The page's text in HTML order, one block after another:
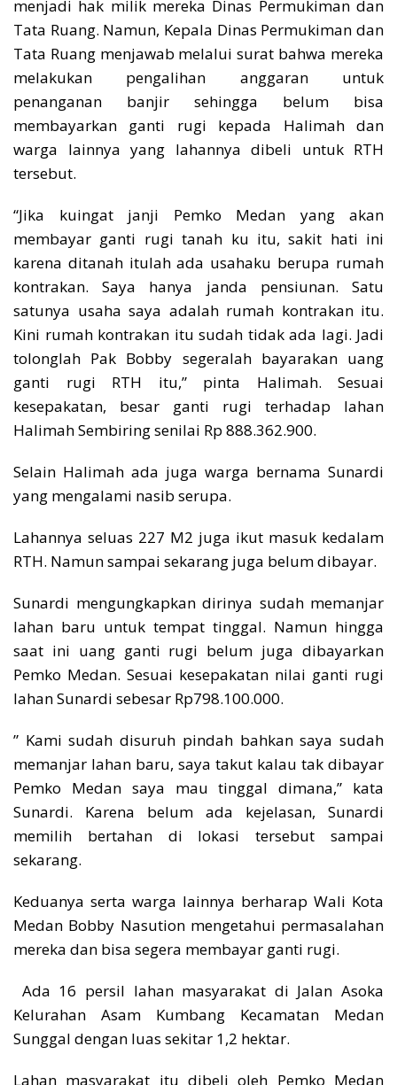
menjadi hak milik mereka Dinas Permukiman dan
Tata Ruang. Namun, Kepala Dinas Permukiman dan
Tata Ruang menjawab melalui surat bahwa mereka
melakukan pengalihan anggaran untuk
penanganan banjir sehingga belum bisa
membayarkan ganti rugi kepada Halimah dan
warga lainnya yang lahannya dibeli untuk RTH
tersebut.
“Jika kuingat janji Pemko Medan yang akan
membayar ganti rugi tanah ku itu, sakit hati ini
karena ditanah itulah ada usahaku berupa rumah
kontrakan. Saya hanya janda pensiunan. Satu
satunya usaha saya adalah rumah kontrakan itu.
Kini rumah kontrakan itu sudah tidak ada lagi. Jadi
tolonglah Pak Bobby segeralah bayarakan uang
ganti rugi RTH itu,” pinta Halimah. Sesuai
kesepakatan, besar ganti rugi terhadap lahan
Halimah Sembiring senilai Rp 888.362.900.
Selain Halimah ada juga warga bernama Sunardi
yang mengalami nasib serupa.
Lahannya seluas 227 M2 juga ikut masuk kedalam
RTH. Namun sampai sekarang juga belum dibayar.
Sunardi mengungkapkan dirinya sudah memanjar
lahan baru untuk tempat tinggal. Namun hingga
saat ini uang ganti rugi belum juga dibayarkan
Pemko Medan. Sesuai kesepakatan nilai ganti rugi
lahan Sunardi sebesar Rp798.100.000.
” Kami sudah disuruh pindah bahkan saya sudah
memanjar lahan baru, saya takut kalau tak dibayar
Pemko Medan saya mau tinggal dimana,” kata
Sunardi. Karena belum ada kejelasan, Sunardi
memilih bertahan di lokasi tersebut sampai
sekarang.
Keduanya serta warga lainnya berharap Wali Kota
Medan Bobby Nasution mengetahui permasalahan
mereka dan bisa segera membayar ganti rugi.
Ada 16 persil lahan masyarakat di Jalan Asoka
Kelurahan Asam Kumbang Kecamatan Medan
Sunggal dengan luas sekitar 1,2 hektar.
Lahan masyarakat itu dibeli oleh Pemko Medan